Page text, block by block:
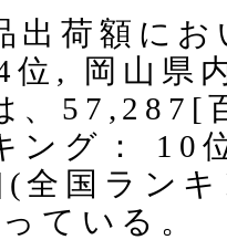
出荷額に
位, 岡山県
、57,287[
ング： 10
国ラン
ている。